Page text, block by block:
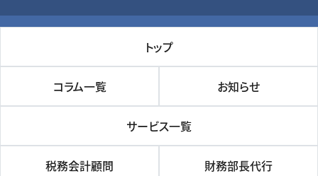
トップ
コラム一覧 お知らせ
サービス一覧
税務会計顧問 財務部長代行